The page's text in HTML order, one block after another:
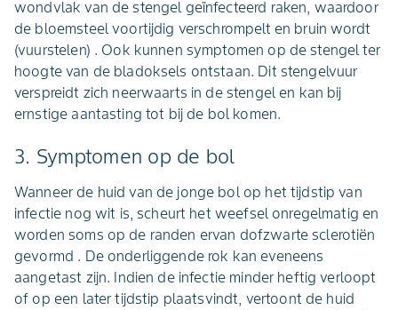
wondvlak van de stengel geïnfecteerd raken, waardoor
de bloemsteel voortijdig verschrompelt en bruin wordt
(vuurstelen) . Ook kunnen symptomen op de stengel ter
hoogte van de bladoksels ontstaan. Dit stengelvuur
verspreidt zich neerwaarts in de stengel en kan bij
ernstige aantasting tot bij de bol komen.
3. Symptomen op de bol
Wanneer de huid van de jonge bol op het tijdstip van
infectie nog wit is, scheurt het weefsel onregelmatig en
worden soms op de randen ervan dofzwarte sclerotiën
gevormd . De onderliggende rok kan eveneens
aangetast zijn. Indien de infectie minder heftig verloopt
of op een later tijdstip plaatsvindt, vertoont de huid